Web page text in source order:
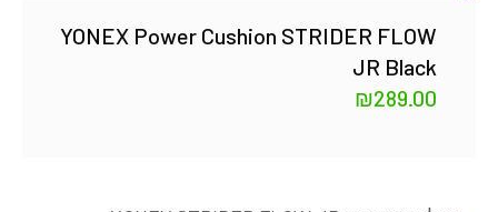
YONEX Power Cushion STRIDER FLOW
JR Black
₪289.00